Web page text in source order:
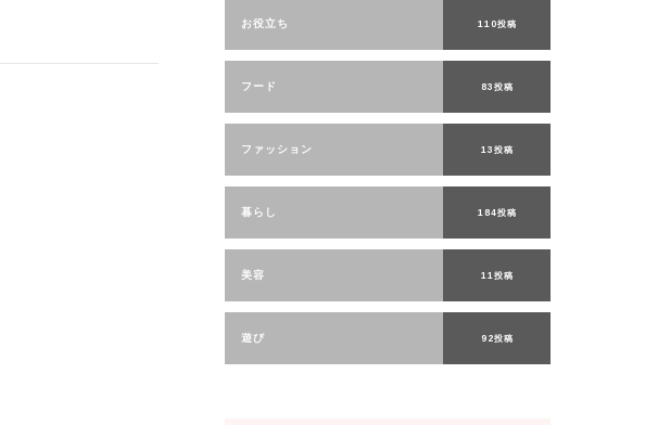
お役立ち 110投稿
フード 83投稿
ファッション 13投稿
暮らし 184投稿
美容 11投稿
遊び 92投稿